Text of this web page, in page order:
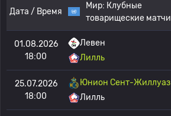
Дата / Время
Мир: Клубные
товарищеские матчи
01.08.2026
18:00
Левен
Лилль
25.07.2026
18:00
Юнион Сент-Жиллуаз
Лилль